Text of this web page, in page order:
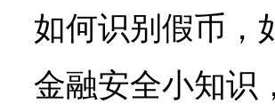
如何识别假币，
金融安全小知识